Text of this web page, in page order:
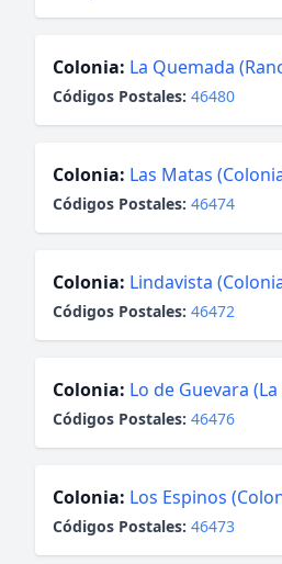
Colonia: La Quemada
Códigos Postales: 46480
Colonia: Las Matas
Códigos Postales: 46474
Colonia: Lindavista
Códigos Postales: 46472
Colonia: Lo de Guevara
Códigos Postales: 46476
Colonia: Los Espinos
Códigos Postales: 46473